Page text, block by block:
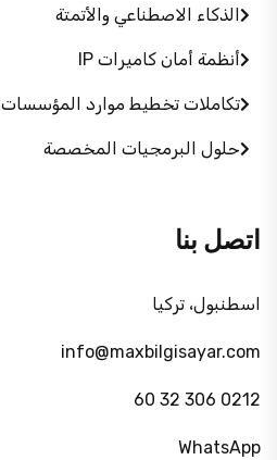
الذكاء الاصطناعي والأتمتة
أنظمة أمان كاميرات IP
تكاملات تخطيط موارد المؤسسات
حلول البرمجيات المخصصة
اتصل بنا
اسطنبول، تركيا
info@maxbilgisayar.com
0212 306 32 60
WhatsApp